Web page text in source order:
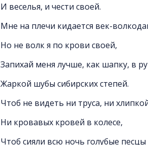
И веселья, и чести своей.
Мне на плечи кидается век-
Но не волк я по крови своей,
Запихай меня лучше, как шапку, в
Жаркой шубы сибирских степей.
Чтоб не видеть ни труса, ни
Ни кровавых кровей в колесе,
Чтоб сияли всю ночь голубые песцы